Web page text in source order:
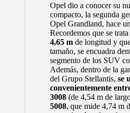
Opel dio a conocer su
compacto, la segunda
Opel Grandland, hace
Recordemos que se trata
4,65 mde longitud y
tamaño, se encuadra
segmento de los SUV
Además, dentro de la
del Grupo Stellantis, se
convenientemente
3008(de 4,54 m de
5008, que mide 4,74 m